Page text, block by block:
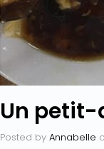
Un petit-
Posted by Annabelle